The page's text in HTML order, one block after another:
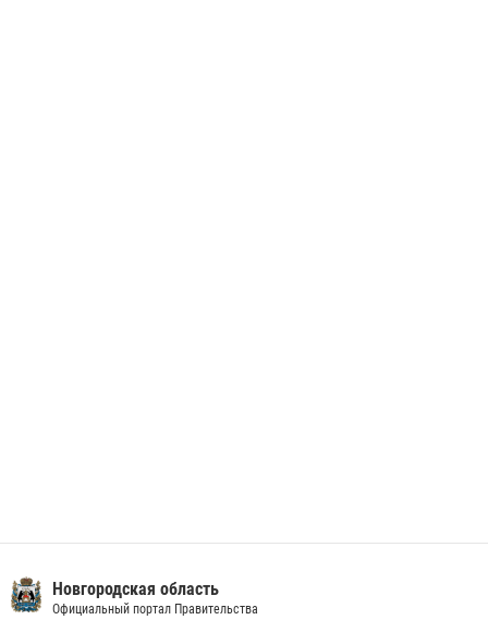
Новгородская область
Официальный портал Правительства